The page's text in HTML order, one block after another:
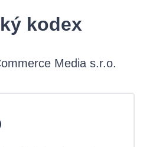
kodex
Media s.r.o.